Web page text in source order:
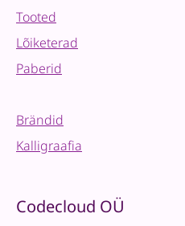
Tooted
Lõiketerad
Paberid
Brändid
Kalligraafia
Codecloud OÜ